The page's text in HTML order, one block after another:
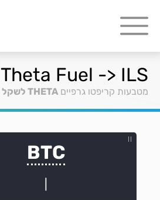
Theta Fuel -> ILS
מטבעות קריפטו גרפיים THETA לשקל